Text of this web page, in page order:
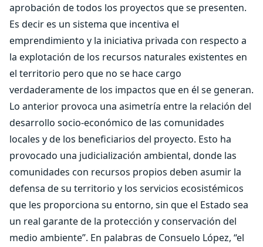
aprobación de todos los proyectos que se presenten.
Es decir es un sistema que incentiva el
emprendimiento y la iniciativa privada con respecto a
la explotación de los recursos naturales existentes en
el territorio pero que no se hace cargo
verdaderamente de los impactos que en él se generan.
Lo anterior provoca una asimetría entre la relación del
desarrollo socio-económico de las comunidades
locales y de los beneficiarios del proyecto. Esto ha
provocado una judicialización ambiental, donde las
comunidades con recursos propios deben asumir la
defensa de su territorio y los servicios ecosistémicos
que les proporciona su entorno, sin que el Estado sea
un real garante de la protección y conservación del
medio ambiente”. En palabras de Consuelo López, “el